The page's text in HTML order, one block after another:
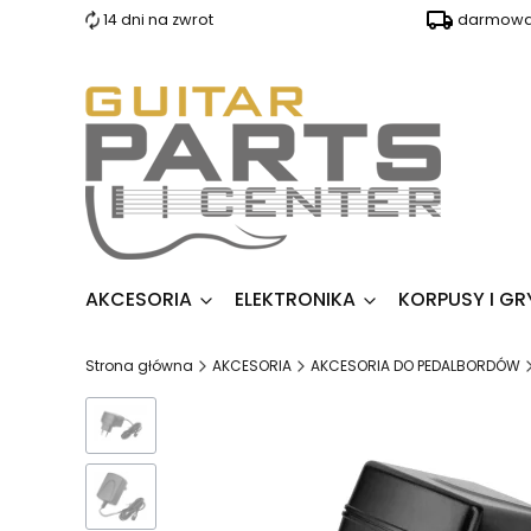
14 dni na zwrot
AKCESORIA ELEKTRONIKA KORPUSY I
Strona główna AKCESORIA AKCESORIA DO PEDALBORDÓW